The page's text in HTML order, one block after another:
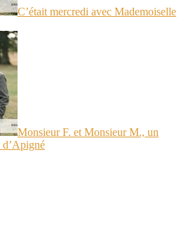
C’était mercredi avec Mademoiselle
Monsieur F. et Monsieur M., un
d’Apigné